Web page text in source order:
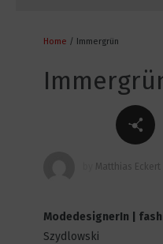
INCA TO
Home / Immergrün
Matthias Eckert
ModedesignerIn |
Szydlowski